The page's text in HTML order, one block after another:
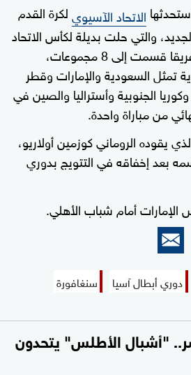
الاتحاد الآسيويلكرة القدم
والتي حلت بديلة لكأس الاتحاد
الآسيوي، بمشاركة 32 فريقا قسمت إلى 8 مجموعات،
تمثل السعودية والإمارات وقطر
الجنوبية وأستراليا والصين في
من مباراة واحدة.
يقوده الروماني كوزمين أولاريو،
بعد إخفاقه في التتويج بدوري
أمام شباب الأهلي.
دوري أبطال آسيا سنغافورة
"أشبال الأطلس" يتحدون